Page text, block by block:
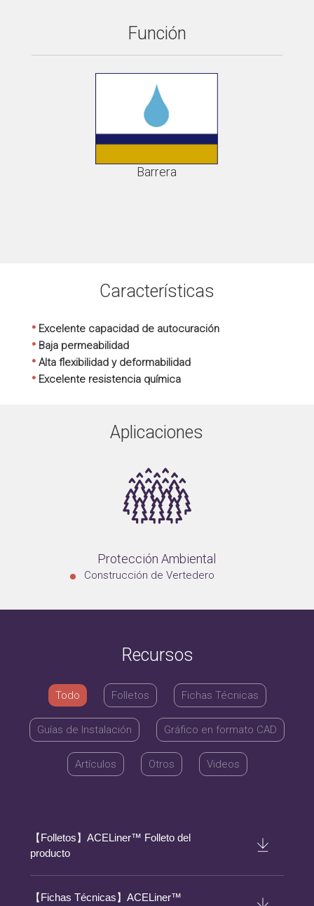
Función
Barrera
Características
•Excelente capacidad de autocuración
•Baja permeabilidad
•Alta flexibilidad y deformabilidad
• Excelente resistencia química
Aplicaciones
Protección Ambiental
Construcción de Vertedero
Recursos
Todo Folletos Fichas Técnicas
Guías de Instalación Gráfico en formato CAD
Artículos Otros Videos
【Folletos】ACELiner™ Folleto del
producto
【Fichas Técnicas】ACELiner™